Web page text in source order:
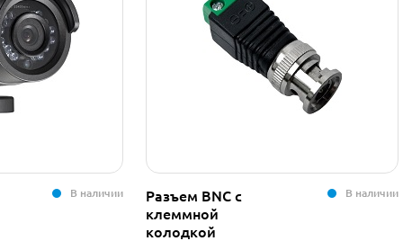
В наличии
Разъем BNC с
клеммной
колодкой
В наличии